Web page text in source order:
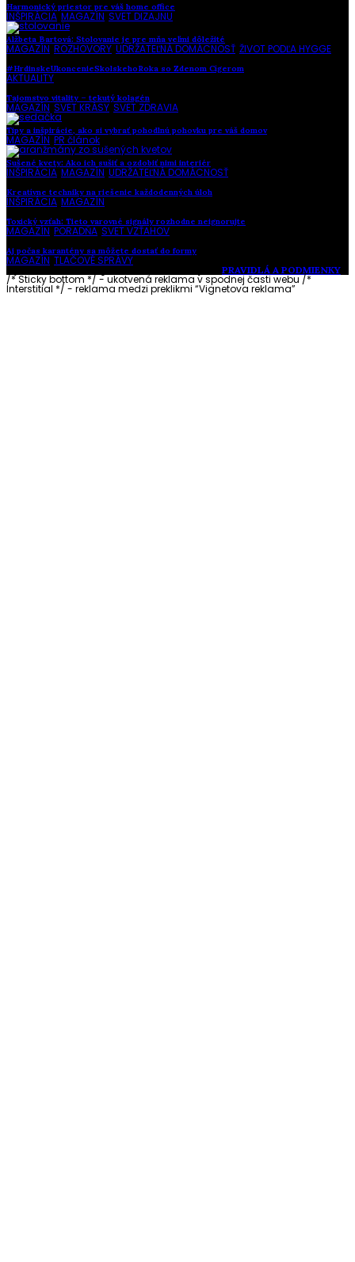
Harmonický priestor pre váš home office
INŠPIRÁCIA MAGAZÍN SVET DIZAJNU
Alžbeta Bartová: Stolovanie je pre mňa veľmi dôležité
MAGAZÍN ROZHOVORY UDRŽATEĽNÁ DOMÁCNOSŤ ŽIVOT PODĽA HYGGE
#HrdinskeUkoncenieSkolskehoRoka so Zdenom Cígerom
AKTUALITY
Tajomstvo vitality – tekutý kolagén
MAGAZÍN SVET KRÁSY SVET ZDRAVIA
Tipy a inšpirácie, ako si vybrať pohodlnú pohovku pre váš domov
MAGAZÍN PR článok
Sušené kvety: Ako ich sušiť a ozdobiť nimi interiér
INŠPIRÁCIA MAGAZÍN UDRŽATEĽNÁ DOMÁCNOSŤ
Kreatívne techniky na riešenie každodenných úloh
INŠPIRÁCIA MAGAZÍN
Toxický vzťah: Tieto varovné signály rozhodne neignorujte
MAGAZÍN PORADŇA SVET VZŤAHOV
Aj počas karantény sa môžete dostať do formy
MAGAZÍN TLAČOVÉ SPRÁVY
PRAVIDLÁ A PODMIENKY
/* Sticky bottom */ - ukotvená reklama v spodnej časti webu/*
Interstitial */ - reklama medzi preklikmi “Vignetova reklama”